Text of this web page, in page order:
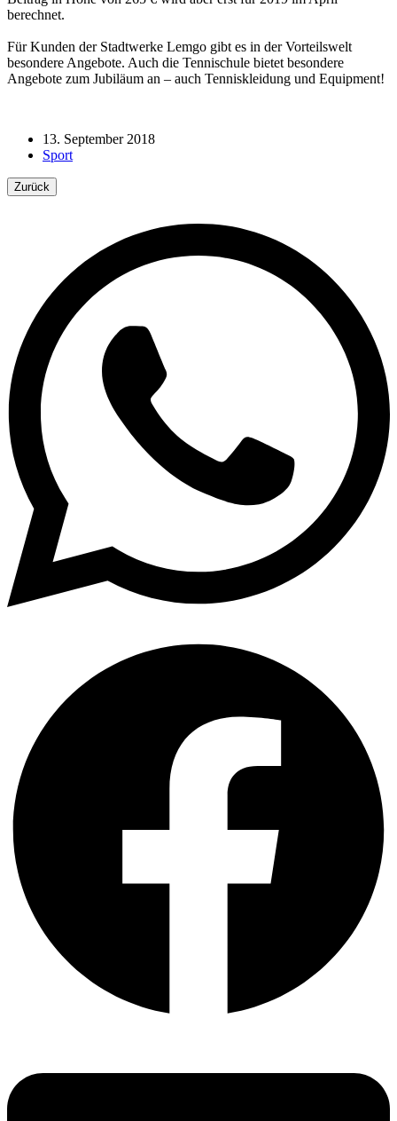
berechnet.
Für Kunden der Stadtwerke Lemgo gibt es in der Vorteilswelt
besondere Angebote. Auch die Tennischule bietet besondere
Angebote zum Jubiläum an – auch Tenniskleidung und Equipment!
13. September 2018
Sport